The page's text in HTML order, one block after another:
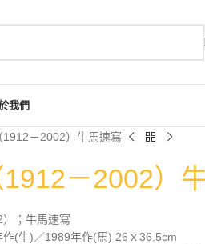
我們
1912－2002）牛馬速寫
－2002）
；牛馬速寫
(牛)／1989年作(馬) 26ｘ36.5cm